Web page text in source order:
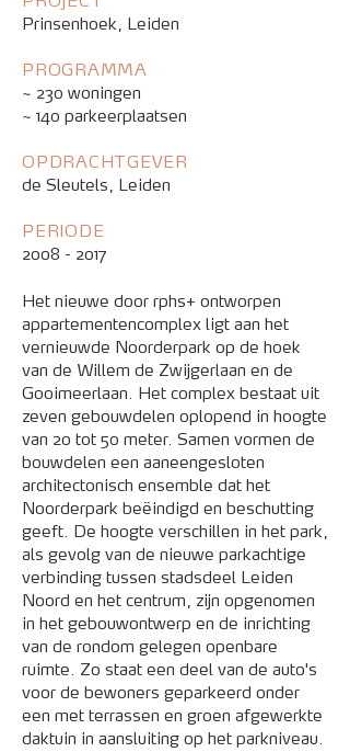
Prinsenhoek, Leiden
PROGRAMMA
~ 230 woningen
~ 140 parkeerplaatsen
OPDRACHTGEVER
de Sleutels, Leiden
PERIODE
2008 - 2017
Het nieuwe door rphs+ ontworpen
appartementencomplex ligt aan het
vernieuwde Noorderpark op de hoek
van de Willem de Zwijgerlaan en de
Gooimeerlaan. Het complex bestaat uit
zeven gebouwdelen oplopend in hoogte
van 20 tot 50 meter. Samen vormen de
bouwdelen een aaneengesloten
architectonisch ensemble dat het
Noorderpark beëindigd en beschutting
geeft. De hoogte verschillen in het park,
als gevolg van de nieuwe parkachtige
verbinding tussen stadsdeel Leiden
Noord en het centrum, zijn opgenomen
in het gebouwontwerp en de inrichting
van de rondom gelegen openbare
ruimte. Zo staat een deel van de auto's
voor de bewoners geparkeerd onder
een met terrassen en groen afgewerkte
daktuin in aansluiting op het parkniveau.